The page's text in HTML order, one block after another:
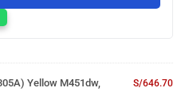
Yellow M451dw,
S/646.70